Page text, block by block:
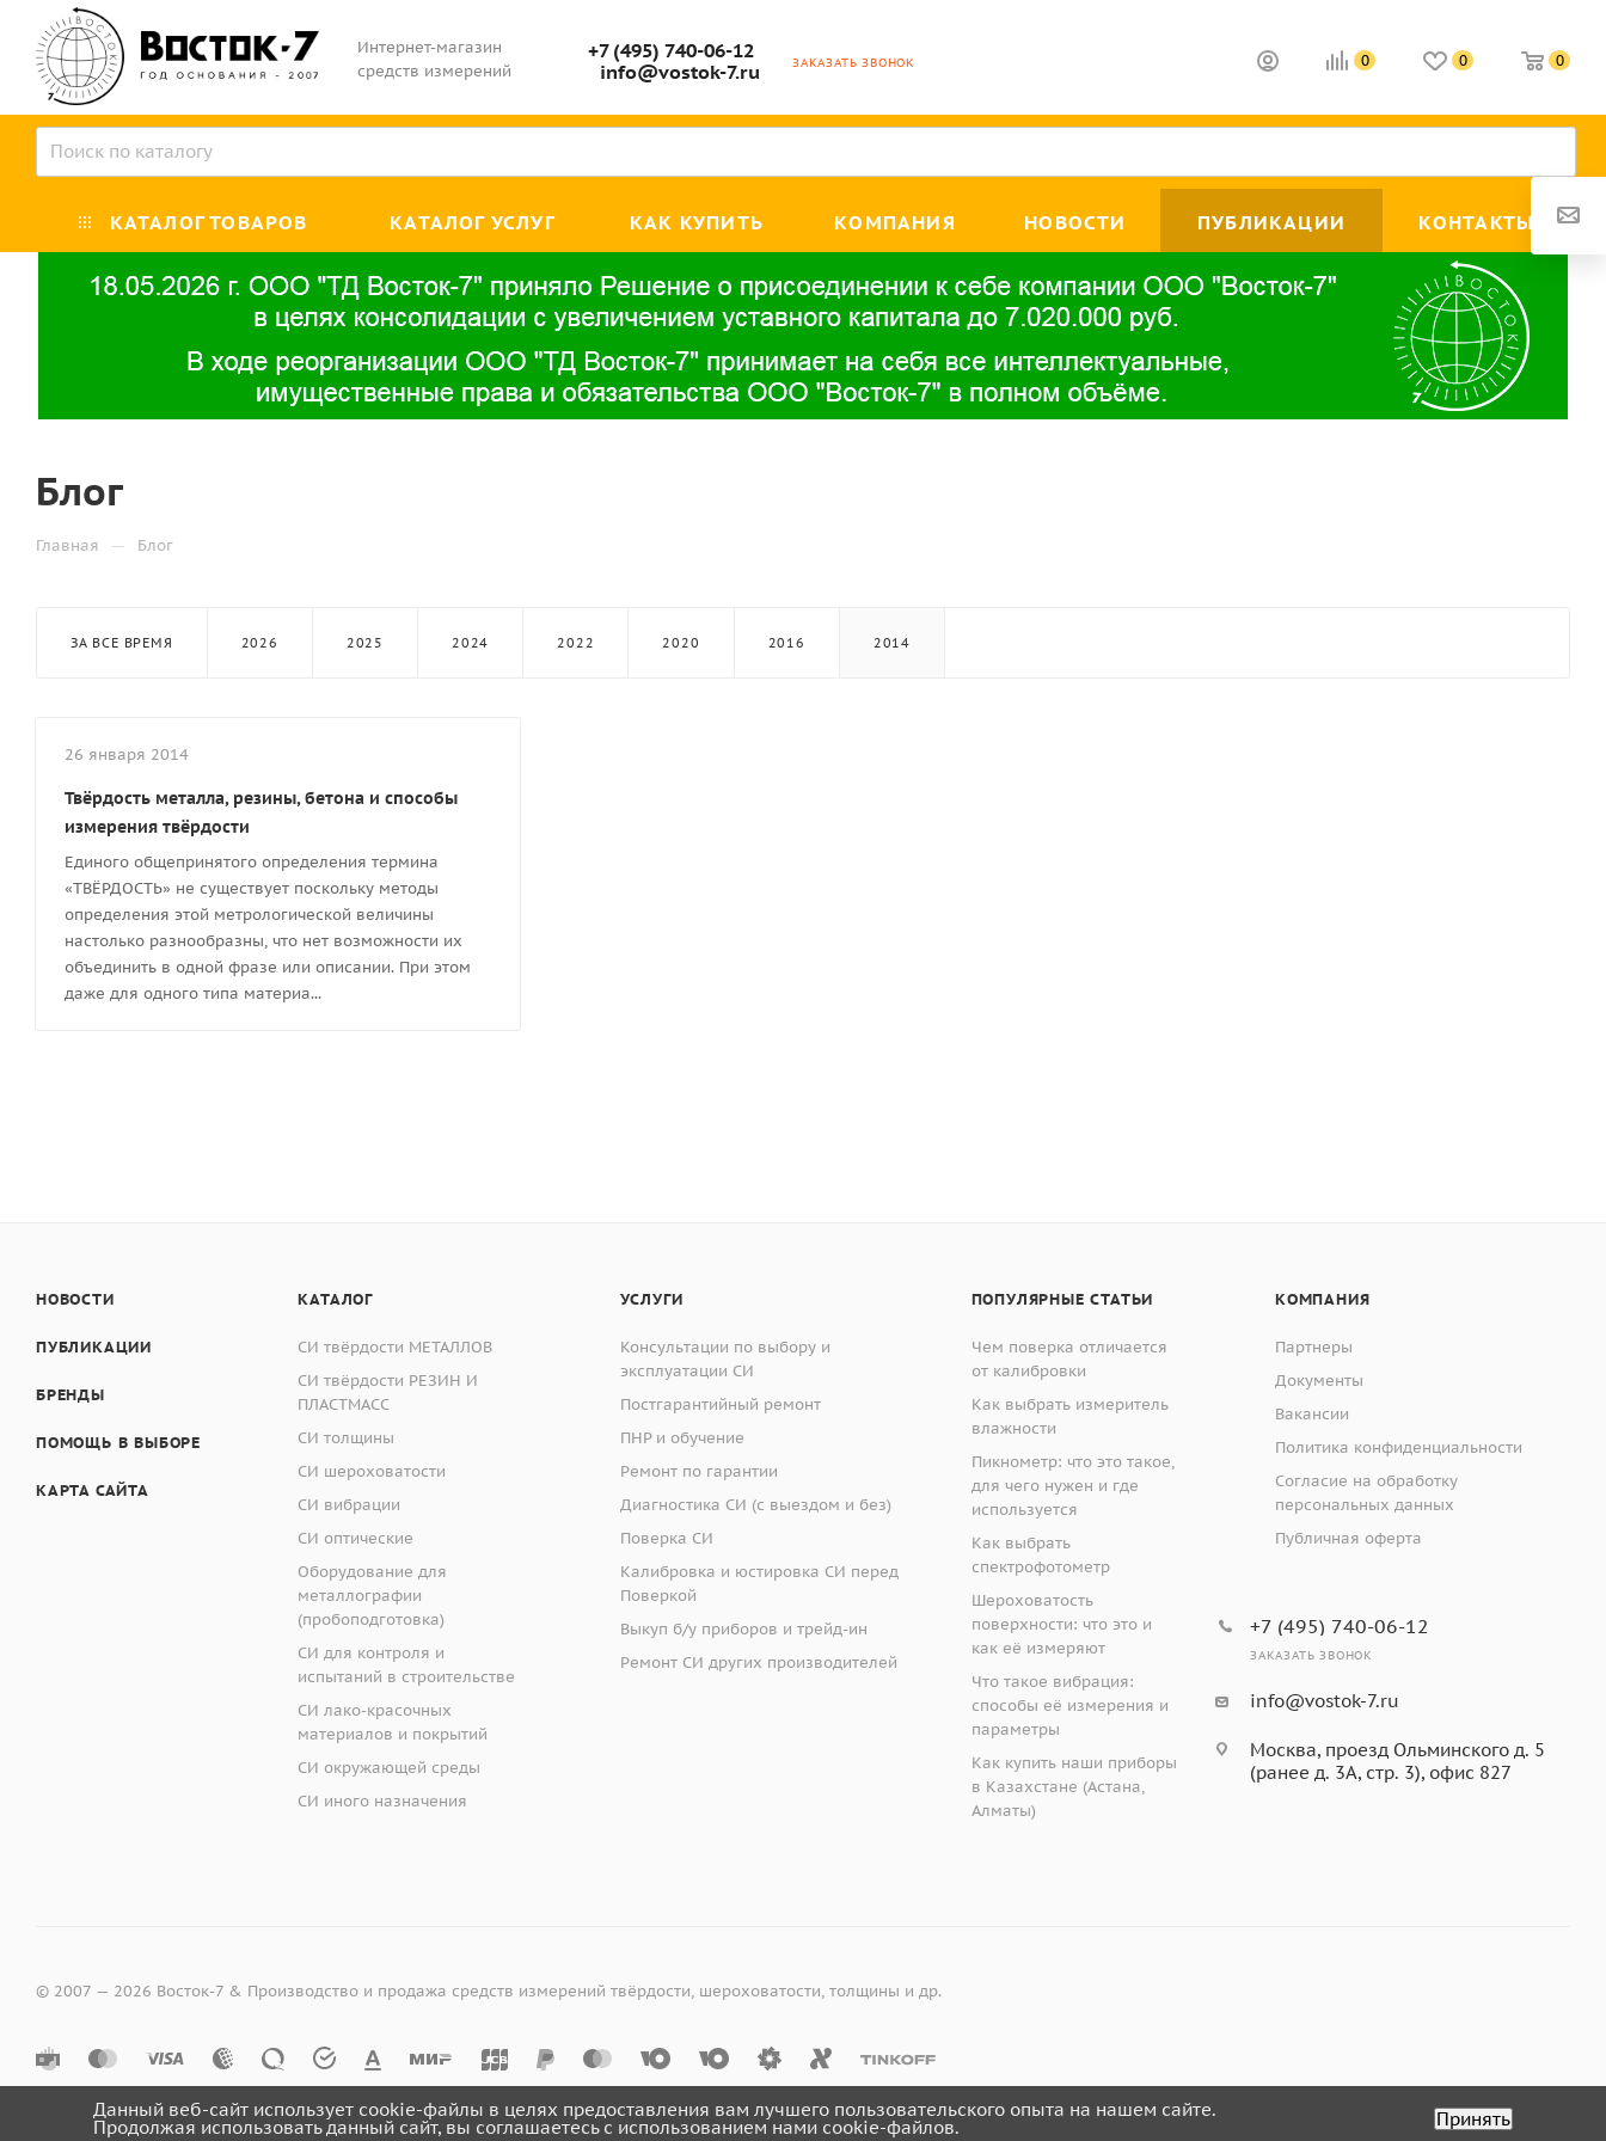
Интернет-магазин
средств измерений
+7 (495) 740-06-12
info@vostok-7.ru
ЗАКАЗАТЬ ЗВОНОК 0 0 0
КАТАЛОГ ТОВАРОВ КАТАЛОГ УСЛУГ КАК КУПИТЬ КОМПАНИЯ НОВОСТИ ПУБЛИКАЦИИ КОНТАКТЫ
Блог
Главная — Блог
ЗА ВСЕ ВРЕМЯ 2026 2025 2024 2022 2020 2016 2014
26 января 2014
Твёрдость металла, резины, бетона и способы
измерения твёрдости
Единого общепринятого определения термина
«ТВЁРДОСТЬ» не существует поскольку методы
определения этой метрологической величины
настолько разнообразны, что нет возможности их
объединить в одной фразе или описании. При этом
даже для одного типа материа...
НОВОСТИ
ПУБЛИКАЦИИ
БРЕНДЫ
ПОМОЩЬ В ВЫБОРЕ
КАРТА САЙТА
КАТАЛОГ
СИ твёрдости МЕТАЛЛОВ
СИ твёрдости РЕЗИН И
ПЛАСТМАСС
СИ толщины
СИ шероховатости
СИ вибрации
СИ оптические
Оборудование для
металлографии
(пробоподготовка)
СИ для контроля и
испытаний в строительстве
СИ лако-красочных
материалов и покрытий
СИ окружающей среды
СИ иного назначения
УСЛУГИ
Консультации по выбору и
эксплуатации СИ
Постгарантийный ремонт
ПНР и обучение
Ремонт по гарантии
Диагностика СИ (с выездом и без)
Поверка СИ
Калибровка и юстировка СИ перед
Поверкой
Выкуп б/у приборов и трейд-ин
Ремонт СИ других производителей
ПОПУЛЯРНЫЕ СТАТЬИ
Чем поверка отличается
от калибровки
Как выбрать измеритель
влажности
Пикнометр: что это такое,
для чего нужен и где
используется
Как выбрать
спектрофотометр
Шероховатость
поверхности: что это и
как её измеряют
Что такое вибрация:
способы её измерения и
параметры
Как купить наши приборы
в Казахстане (Астана,
Алматы)
КОМПАНИЯ
Партнеры
Документы
Вакансии
Политика конфиденциальности
Согласие на обработку
персональных данных
Публичная оферта
+7 (495) 740-06-12
ЗАКАЗАТЬ ЗВОНОК
info@vostok-7.ru
Москва, проезд Ольминского д. 5
(ранее д. 3А, стр. 3), офис 827
© 2007 — 2026 Восток-7 & Производство и продажа средств измерений твёрдости, шероховатости, толщины и др.
Данный веб-сайт использует cookie-файлы в целях предоставления вам лучшего пользовательского опыта на нашем сайте.
Продолжая использовать данный сайт, вы соглашаетесь с использованием нами cookie-файлов. Принять